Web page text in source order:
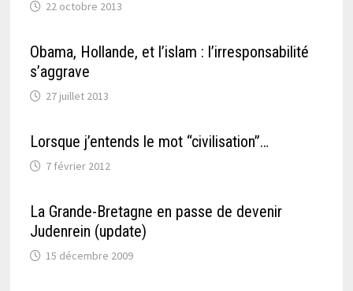
22 octobre 2013
Obama, Hollande, et l’islam : l’irresponsabilité
s’aggrave
27 juillet 2013
Lorsque j’entends le mot “civilisation”…
7 février 2012
La Grande-Bretagne en passe de devenir
Judenrein (update)
15 décembre 2009